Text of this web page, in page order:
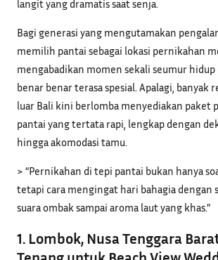
langit yang dramatis saat senja.
Bagi generasi yang mengutamakan
memilih pantai sebagai lokasi pernikahan
mengabadikan momen sekali seumur
benar benar terasa spesial. Apalagi, banyak
luar Bali kini berlomba menyediakan paket
pantai yang tertata rapi, lengkap dengan
hingga akomodasi tamu.
> “Pernikahan di tepi pantai bukan hanya
tetapi cara mengingat hari bahagia dengan
suara ombak sampai aroma laut yang khas.”
1. Lombok, Nusa Tenggara